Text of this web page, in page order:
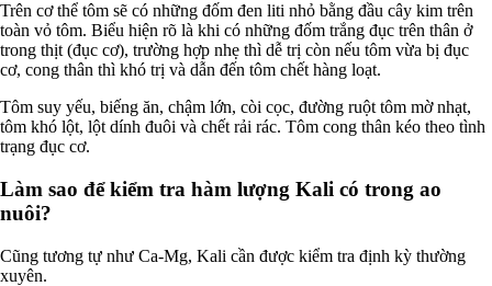
Trên cơ thể tôm sẽ có những đốm đen liti nhỏ bằng đầu cây kim trên
toàn vỏ tôm. Biểu hiện rõ là khi có những đốm trắng đục trên thân ở
trong thịt (đục cơ), trường hợp nhẹ thì dễ trị còn nếu tôm vừa bị đục
cơ, cong thân thì khó trị và dẫn đến tôm chết hàng loạt.
Tôm suy yếu, biếng ăn, chậm lớn, còi cọc, đường ruột tôm mờ nhạt,
tôm khó lột, lột dính đuôi và chết rải rác. Tôm cong thân kéo theo tình
trạng đục cơ.
Làm sao để kiểm tra hàm lượng Kali có trong ao
nuôi?
Cũng tương tự như Ca-Mg, Kali cần được kiểm tra định kỳ thường
xuyên.